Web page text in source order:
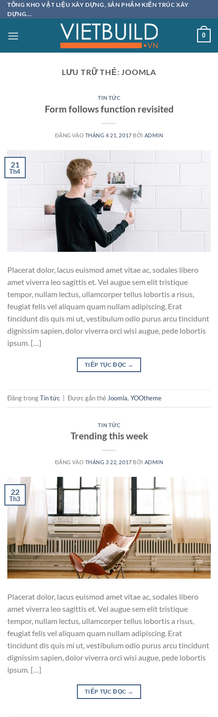
Bỏ
qua
dung
TỔNG KHO VẬT LIỆU XÂY DỰNG, SẢN PHẨM KIẾN TRÚC XÂY
DỰNG...
0
LƯU TRỮ THẺ:JOOMLA
TIN TỨC
Form follows function revisited
ĐĂNG VÀO THÁNG 4 21, 2017 BỞI ADMIN
21
Th4
Placerat dolor, lacus euismod amet vitae ac, sodales libero
amet viverra leo sagittis et. Vel augue sem elit tristique
tempor, nullam lectus, ullamcorper tellus lobortis a risus,
feugiat felis vel aliquam quam nullam adipiscing. Erat
tincidunt dis quis mi ut, vestibulum odio purus arcu tincidunt
dignissim sapien, dolor viverra orci wisi augue, pede lobortis
ipsum. […]
TIẾP TỤC ĐỌC →
Đăng trongTin tức Được gắn thẻ Joomla, YOOtheme
TIN TỨC
Trending this week
ĐĂNG VÀO THÁNG 3 22, 2017 BỞI ADMIN
22
Th3
Placerat dolor, lacus euismod amet vitae ac, sodales libero
amet viverra leo sagittis et. Vel augue sem elit tristique
tempor, nullam lectus, ullamcorper tellus lobortis a risus,
feugiat felis vel aliquam quam nullam adipiscing. Erat
tincidunt dis quis mi ut, vestibulum odio purus arcu tincidunt
dignissim sapien, dolor viverra orci wisi augue, pede lobortis
ipsum. […]
TIẾP TỤC ĐỌC →